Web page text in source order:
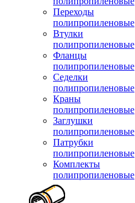
Переходы
полипропиленовые
Втулки
полипропиленовые
Фланцы
полипропиленовые
Седелки
полипропиленовые
Краны
полипропиленовые
Заглушки
полипропиленовые
Патрубки
полипропиленовые
Комплекты
полипропиленовые